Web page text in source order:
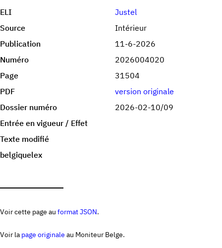
ELI
Justel
Source
Intérieur
Publication
11-6-2026
Numéro
2026004020
Page
31504
PDF
version originale
Dossier numéro
2026-02-10/09
Entrée en vigueur / Effet
Texte modifié
belgiquelex
Voir cette page au format JSON.
Voir la page originale au Moniteur Belge.